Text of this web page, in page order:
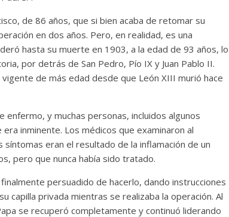
de 86 años, que si bien acaba de retomar su
en dos años. Pero, en realidad, es una
hasta su muerte en 1903, a la edad de 93 años, lo
por detrás de San Pedro, Pío IX y Juan Pablo II.
de más edad desde que León XIII murió hace
y muchas personas, incluidos algunos
inminente. Los médicos que examinaron al
eran el resultado de la inflamación de un
pero que nunca había sido tratado.
persuadido de hacerlo, dando instrucciones
capilla privada mientras se realizaba la operación. Al
se recuperó completamente y continuó liderando